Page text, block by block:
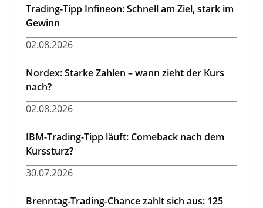
Trading-Tipp Infineon: Schnell am Ziel, stark im
Gewinn
02.08.2026
Nordex: Starke Zahlen – wann zieht der Kurs
nach?
02.08.2026
IBM-Trading-Tipp läuft: Comeback nach dem
Kurssturz?
30.07.2026
Brenntag-Trading-Chance zahlt sich aus: 125